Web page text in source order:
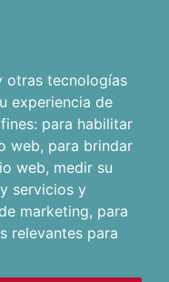
otras tecnologías
experiencia de
para habilitar
web, para brindar
web, medir su
servicios y
marketing, para
relevantes para